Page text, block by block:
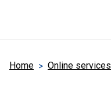
Home Online services